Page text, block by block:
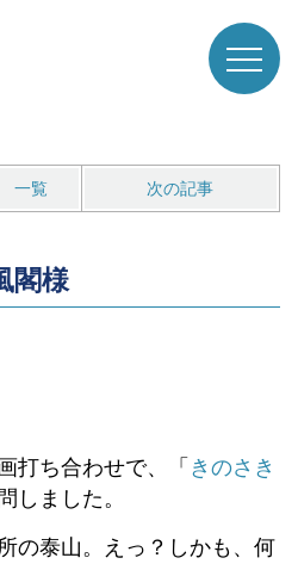
一覧 次の記事
閣様
打ち合わせで、「 きのさき
しました。
の泰山。えっ？しかも、何